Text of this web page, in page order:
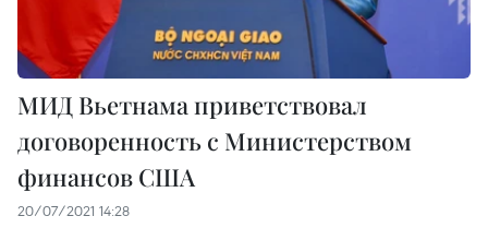
МИД Вьетнама приветствовал
договоренность с Министерством
финансов США
20/07/2021 14:28